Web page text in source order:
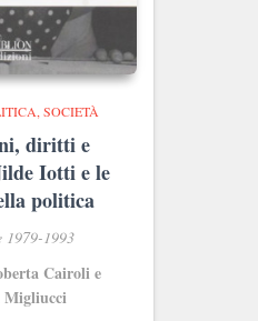
SOCIETÀ
diritti e
Iotti e le
politica
1979-1993
Cairoli e
Migliucci